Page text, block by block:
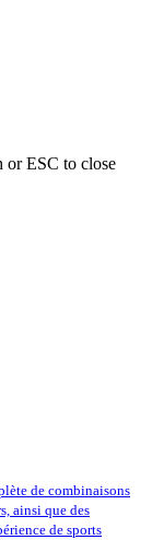
or ESC to close
de combinaisons
ainsi que des
de sports